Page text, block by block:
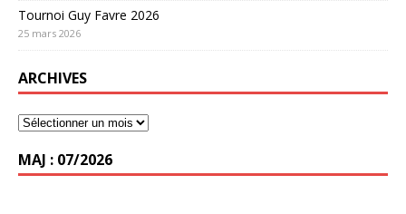
Tournoi Guy Favre 2026
25 mars 2026
ARCHIVES
MAJ : 07/2026